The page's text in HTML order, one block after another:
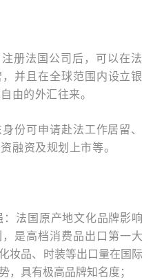
册法国公司后，可以在法
并且在全球范围内设立银
由的外汇往来。
份可申请赴法工作居留、
融资及规划上市等。
法国原产地文化品牌影响
是高档消费品出口第一大
妆品、时装等出口量在国际
，具有极高品牌知名度；